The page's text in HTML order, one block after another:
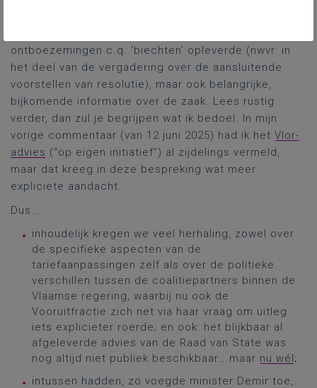
ontboezemingen c.q. ‘biechten’ opleverde (nwvr: in
het deel van de vergadering over de aansluitende
voorstellen van resolutie), maar ook belangrijke,
bijkomende informatie over de zaak. Lees rustig
verder, dan zul je begrijpen wat ik bedoel. In mijn
vorige commentaar (van 12 juni 2025) had ik het Vlor-
advies (“op eigen initiatief”) al zijdelings vermeld,
maar dat kreeg in deze bespreking wat meer
expliciete aandacht.
Dus…:
inhoudelijk kregen we veel herhaling, zowel over
de specifieke aspecten van de
tariefaanpassingen zelf als over de politieke
verschillen tussen de coalitiepartners binnen de
Vlaamse regering, waarbij nu ook de
Vooruitfractie zich net via haar vraag om uitleg
iets explicieter roerde; en ook: het blijkbaar al
afgeleverde advies van de Raad van State was
nog altijd niet publiek beschikbaar… maar nu wél;
intussen hadden, zo voegde minister Demir toe,